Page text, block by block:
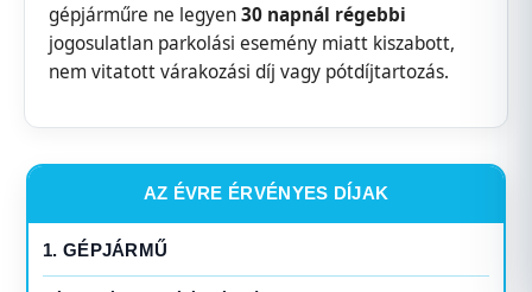
gépjárműre ne legyen30 napnál régebbi
jogosulatlan parkolási esemény miatt kiszabott,
nem vitatott várakozási díj vagy pótdíjtartozás.
AZ ÉVRE ÉRVÉNYES DÍJAK
1. GÉPJÁRMŰ